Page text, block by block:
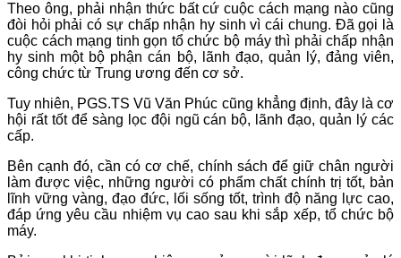
Theo ông, phải nhận thức bất cứ cuộc cách mạng nào cũng
đòi hỏi phải có sự chấp nhận hy sinh vì cái chung. Đã gọi là
cuộc cách mạng tinh gọn tổ chức bộ máy thì phải chấp nhận
hy sinh một bộ phận cán bộ, lãnh đạo, quản lý, đảng viên,
công chức từ Trung ương đến cơ sở.
Tuy nhiên, PGS.TS Vũ Văn Phúc cũng khẳng định, đây là cơ
hội rất tốt để sàng lọc đội ngũ cán bộ, lãnh đạo, quản lý các
cấp.
Bên cạnh đó, cần có cơ chế, chính sách để giữ chân người
làm được việc, những người có phẩm chất chính trị tốt, bản
lĩnh vững vàng, đạo đức, lối sống tốt, trình độ năng lực cao,
đáp ứng yêu cầu nhiệm vụ cao sau khi sắp xếp, tổ chức bộ
máy.